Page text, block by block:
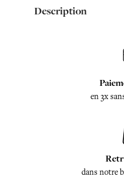
Description
en 3x
dans notre